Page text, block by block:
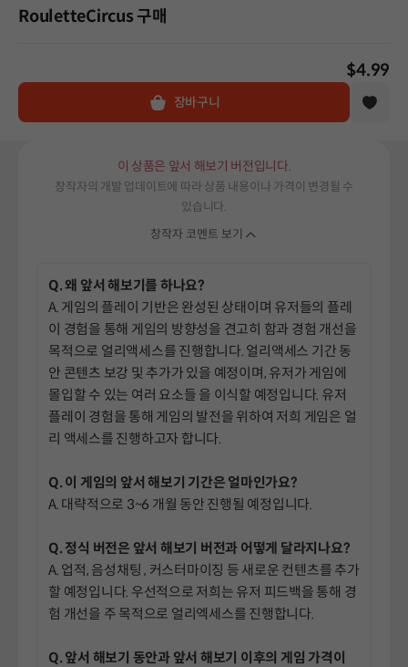
RouletteCircus 구매
$4.99
장바구니
이 상품은 앞서 해보기 버전입니다.
창작자의 개발 업데이트에 따라 상품 내용이나 가격이 변경될 수
있습니다.
창작자 코멘트 보기
Q. 왜 앞서 해보기를 하나요?
A. 게임의 플레이 기반은 완성된 상태이며 유저들의 플레
이 경험을 통해 게임의 방향성을 견고히 함과 경험 개선을
목적으로 얼리액세스를 진행합니다. 얼리액세스 기간 동
안 콘텐츠 보강 및 추가가 있을 예정이며, 유저가 게임에
몰입할 수 있는 여러 요소들 을 이식할 예정입니다. 유저
플레이 경험을 통해 게임의 발전을 위하여 저희 게임은 얼
리 액세스를 진행하고자 합니다.
Q. 이 게임의 앞서 해보기 기간은 얼마인가요?
A. 대략적으로 3~6 개월 동안 진행될 예정입니다.
Q. 정식 버전은 앞서 해보기 버전과 어떻게 달라지나요?
A. 업적, 음성채팅 , 커스터마이징 등 새로운 컨텐츠를 추가
할 예정입니다. 우선적으로 저희는 유저 피드백을 통해 경
험 개선을 주 목적으로 얼리엑세스를 진행합니다.
Q. 앞서 해보기 동안과 앞서 해보기 이후의 게임 가격이